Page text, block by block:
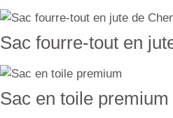
Sac fourre-tout en
Sac en toile premium